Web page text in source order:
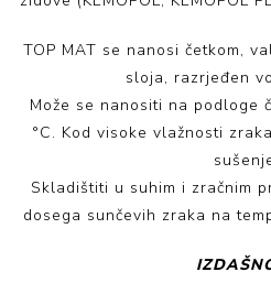
TOP MAT se nanosi četkom,
sloja, razrjeđen
Može se nanositi na podloge
°C. Kod visoke vlažnosti
Skladištiti u suhim i zračnim
dosega sunčevih zraka na